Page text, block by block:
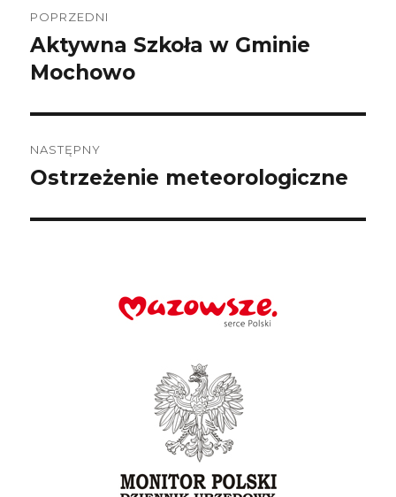
wpisu
POPRZEDNI
Poprzedni
wpis:
Aktywna Szkoła w Gminie
Mochowo
NASTĘPNY
Następny
Ostrzeżenie meteorologiczne